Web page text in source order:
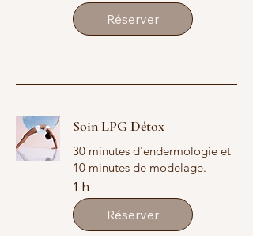
Réserver
Soin LPG Détox
30 minutes d'endermologie et
10 minutes de modelage.
1 h
Réserver